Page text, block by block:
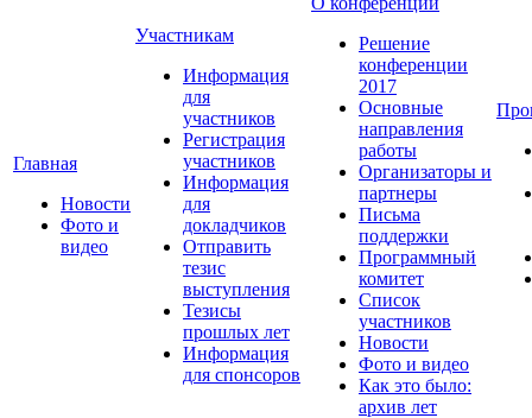
Главная
Новости
Фото и
видео
Участникам
Информация
для
участников
Регистрация
участников
Информация
для
докладчиков
Отправить
тезис
выступления
Тезисы
прошлых лет
Информация
для спонсоров
Решение
конференции
2017
Основные
направления
работы
Организаторы и
партнеры
Письма
поддержки
Программный
комитет
Список
участников
Новости
Фото и видео
Как это было:
архив лет